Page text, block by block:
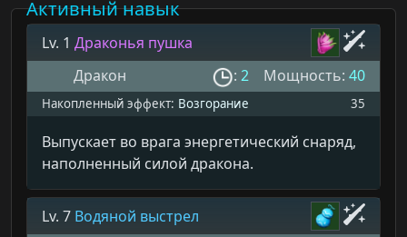
Активный навык
Lv. 1 Драконья пушка
Дракон
: 2 Мощность: 40
Накопленный эффект: Возгорание 35
Выпускает во врага энергетический снаряд,
наполненный силой дракона.
Lv. 7 Водяной выстрел